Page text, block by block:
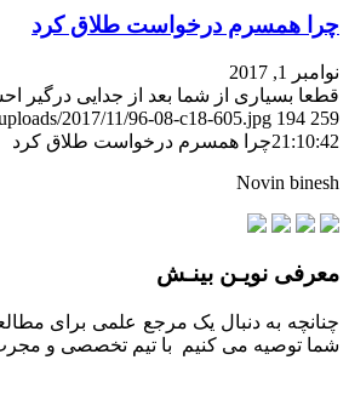
چرا همسرم درخواست طلاق کرد
نوامبر 1, 2017
قطعا بسیاری از شما بعد از جدایی درگیر
2017/11/96-08-c18-605.jpg 194 259
21:10:42چرا همسرم درخواست طلاق کرد
Novin binesh
معرفی نویـن بینـش
چنانچه به دنبال یک مرجع علمی برای
شما توصیه می کنیم با تیم تخصصی و